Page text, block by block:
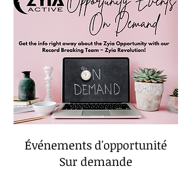
Événements d'opportunité
Sur demande